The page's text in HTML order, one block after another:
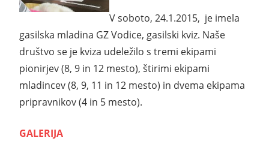
V soboto, 24.1.2015, je imela
gasilska mladina GZ Vodice, gasilski kviz. Naše
društvo se je kviza udeležilo s tremi ekipami
pionirjev (8, 9 in 12 mesto), štirimi ekipami
mladincev (8, 9, 11 in 12 mesto) in dvema ekipama
pripravnikov (4 in 5 mesto).
GALERIJA